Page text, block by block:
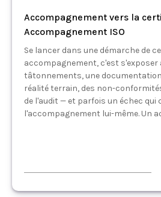
Accompagnement vers la
Accompagnement ISO
Se lancer dans une démarche de
accompagnement, c'est s'exposer
tâtonnements, une
réalité terrain, des non-
de l'audit — et parfois un échec qui
l'accompagnement lui-même. Un